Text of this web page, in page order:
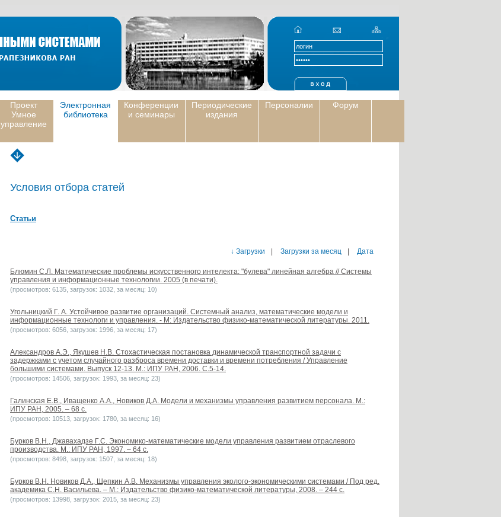
Проект
Умное
управление
Электронная
библиотека
Конференции
и семинары
Периодические
издания
Персоналии Форум
Условия отбора статей
Статьи
↓ Загрузки Загрузки за месяц Дата
Блюмин С.Л. Математические проблемы искусственного интелекта: "булева" линейная алгебра // Системы
управления и информационные технологии. 2005 (в печати).
(просмотров: 6135, загрузок: 1032, за месяц: 10)
Угольницкий Г. А. Устойчивое развитие организаций. Системный анализ, математические модели и
информационные технологи и управления. - М: Издательство физико-математической литературы. 2011.
(просмотров: 6056, загрузок: 1996, за месяц: 17)
Александров А.Э., Якушев Н.В. Стохастическая постановка динамической транспортной задачи с
задержками с учетом случайного разброса времени доставки и времени потребления / Управление
большими системами. Выпуск 12-13. М.: ИПУ РАН, 2006. С.5-14.
(просмотров: 14506, загрузок: 1993, за месяц: 23)
Галинская Е.В., Иващенко А.А., Новиков Д.А. Модели и механизмы управления развитием персонала. М.:
ИПУ РАН, 2005. – 68 с.
(просмотров: 10513, загрузок: 1780, за месяц: 16)
Бурков В.Н., Джавахадзе Г.С. Экономико-математические модели управления развитием отраслевого
производства. М.: ИПУ РАН, 1997. – 64 с.
(просмотров: 8498, загрузок: 1507, за месяц: 18)
Бурков В.Н. Новиков Д.А., Щепкин А.В. Механизмы управления эколого-экономическими системами / Под ред.
академика С.Н. Васильева. – М.: Издательство физико-математической литературы, 2008. – 244 с.
(просмотров: 13998, загрузок: 2015, за месяц: 23)